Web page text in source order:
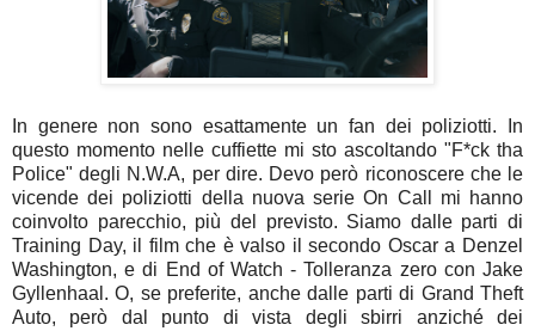
In genere non sono esattamente un fan dei poliziotti. In
questo momento nelle cuffiette mi sto ascoltando "F*ck tha
Police" degli N.W.A, per dire. Devo però riconoscere che le
vicende dei poliziotti della nuova serie On Call mi hanno
coinvolto parecchio, più del previsto. Siamo dalle parti di
Training Day, il film che è valso il secondo Oscar a Denzel
Washington, e di End of Watch - Tolleranza zero con Jake
Gyllenhaal. O, se preferite, anche dalle parti di Grand Theft
Auto, però dal punto di vista degli sbirri anziché dei